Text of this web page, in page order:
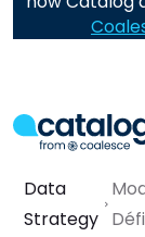
Data
Strategy